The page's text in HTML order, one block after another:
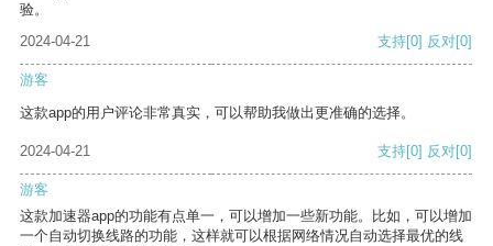
验。
2024-04-21
支持[0] 反对[0]
游客
这款app的用户评论非常真实，可以帮助我做出更准确的选择。
2024-04-21 支持[0] 反对[0]
游客
这款加速器app的功能有点单一，可以增加一些新功能。比如，可以增加
一个自动切换线路的功能，这样就可以根据网络情况自动选择最优的线